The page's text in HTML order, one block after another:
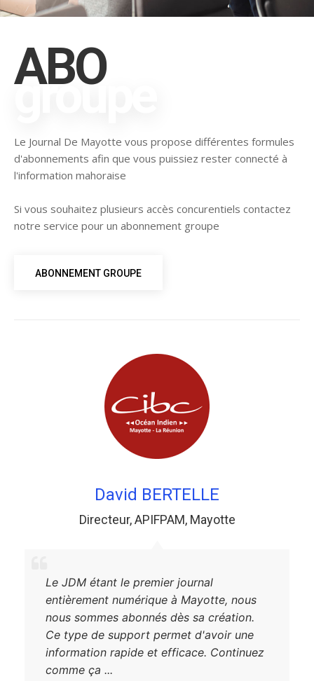
ABO
groupe
Le Journal De Mayotte vous propose différentes formules
d'abonnements afin que vous puissiez rester connecté à
l'information mahoraise
Si vous souhaitez plusieurs accès concurentiels contactez
notre service pour un abonnement groupe
ABONNEMENT GROUPE
David BERTELLE
Directeur,APIFPAM, Mayotte
Le JDM étant le premier journal
entièrement numérique à Mayotte, nous
nous sommes abonnés dès sa création.
Ce type de support permet d'avoir une
information rapide et efficace. Continuez
comme ça ...